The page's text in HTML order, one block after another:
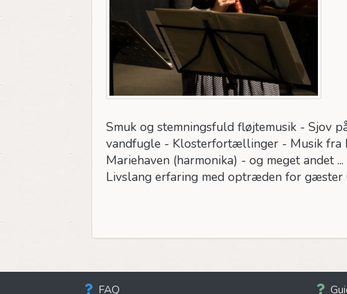
Smuk og stemningsfuld fløjtemusik - Sjov
vandfugle - Klosterfortællinger - Musik fra
Mariehaven (harmonika) - og meget andet ...
Livslang erfaring med optræden for gæster
FAQ